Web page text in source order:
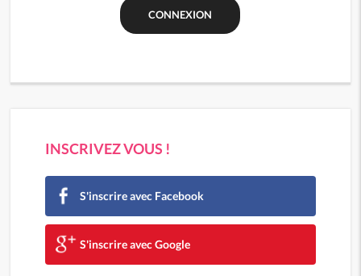
INSCRIVEZ VOUS !
S'inscrire avec Facebook
S'inscrire avec Google